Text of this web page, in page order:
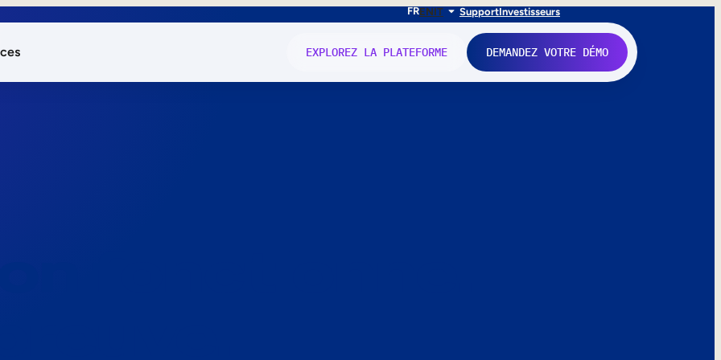
FRENIT SupportInvestisseurs
EXPLOREZ LA PLATEFORME DEMANDEZ VOTRE DÉMO